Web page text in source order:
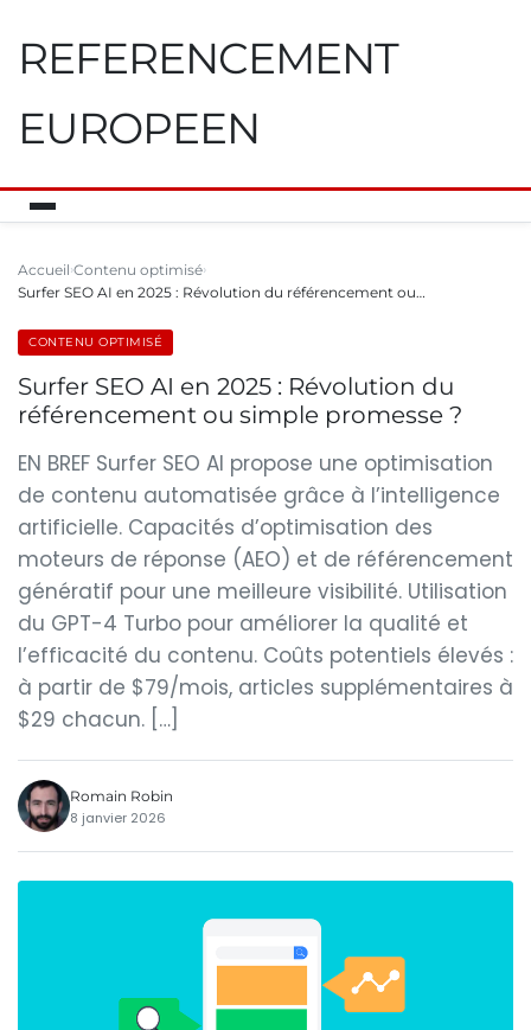
REFERENCEMENT
EUROPEEN
Accueil Contenu optimisé
Surfer SEO AI en 2025 : Révolution du référencement ou…
CONTENU OPTIMISÉ
Surfer SEO AI en 2025 : Révolution du
référencement ou simple promesse ?
EN BREF Surfer SEO AI propose une optimisation
de contenu automatisée grâce à l’intelligence
artificielle. Capacités d’optimisation des
moteurs de réponse (AEO) et de référencement
génératif pour une meilleure visibilité. Utilisation
du GPT-4 Turbo pour améliorer la qualité et
l’efficacité du contenu. Coûts potentiels élevés :
à partir de $79/mois, articles supplémentaires à
$29 chacun. […]
Romain Robin
8 janvier 2026